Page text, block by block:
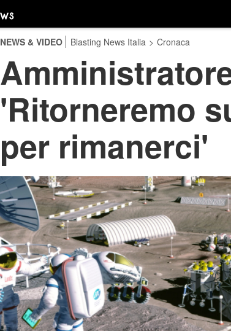
NEWS & VIDEO Blasting News Italia > Cronaca
'Ritorneremo
per rimanerci'